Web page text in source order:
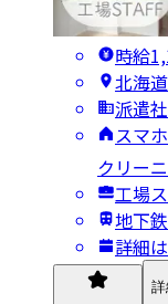
時給
北海
派遣
スマ
クリー
工場
地下
詳細